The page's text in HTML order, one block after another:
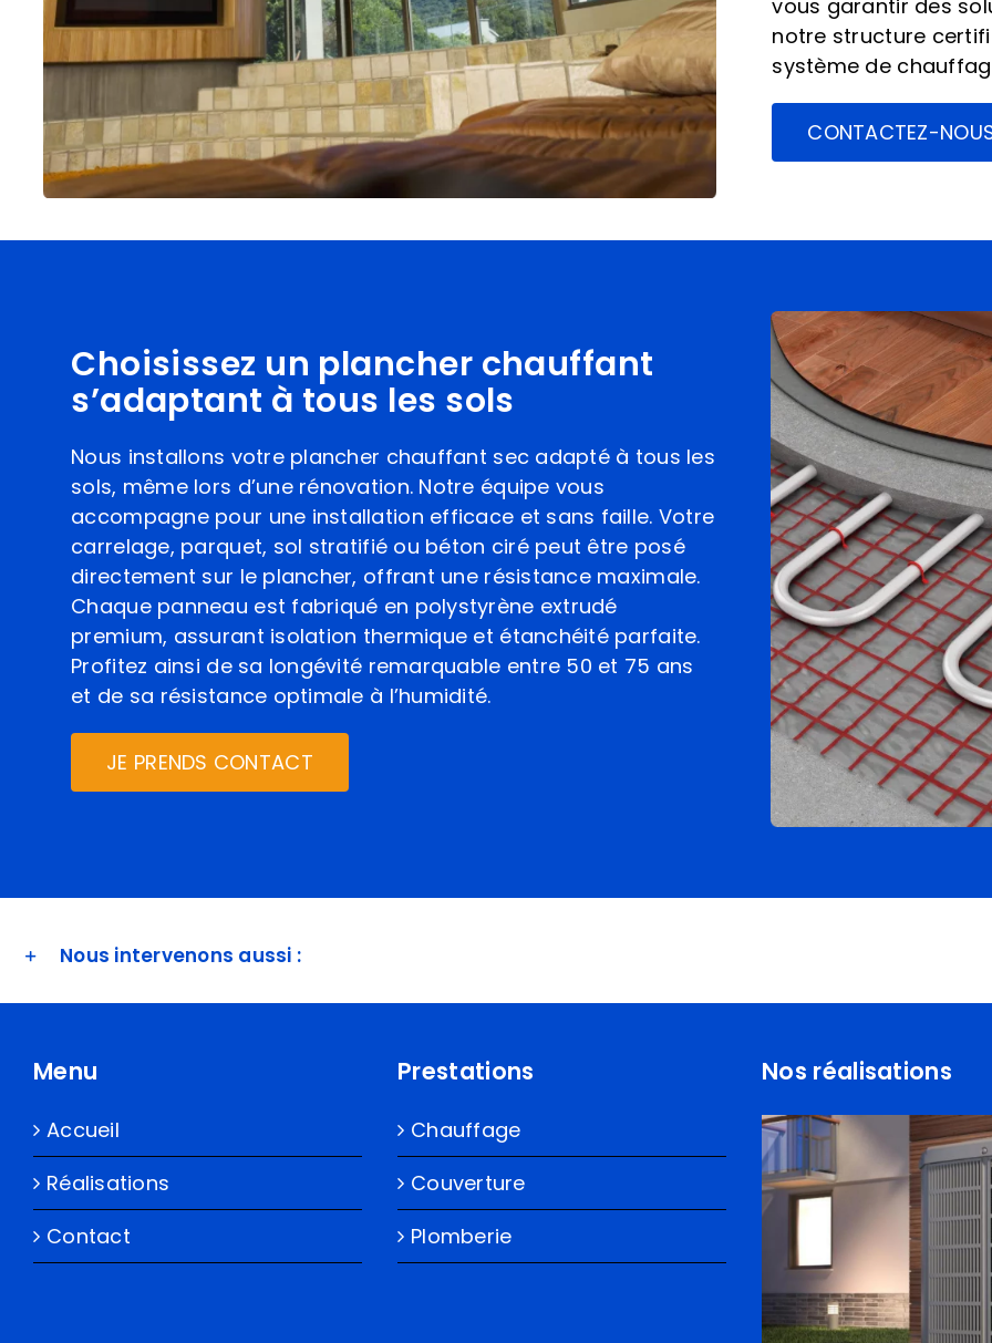
vous garantir des
notre structure
système de
CONTACTEZ-
Choisissez un plancher chauffant
s’adaptant à tous les sols
Nous installons votre plancher chauffant sec adapté à tous les
sols, même lors d’une rénovation. Notre équipe vous
accompagne pour une installation efficace et sans faille. Votre
carrelage, parquet, sol stratifié ou béton ciré peut être posé
directement sur le plancher, offrant une résistance maximale.
Chaque panneau est fabriqué en polystyrène extrudé
premium, assurant isolation thermique et étanchéité parfaite.
Profitez ainsi de sa longévité remarquable entre 50 et 75 ans
et de sa résistance optimale à l’humidité.
JE PRENDS CONTACT
Nous intervenons aussi :
Menu
Accueil
Réalisations
Contact
Prestations
Chauffage
Couverture
Plomberie
Nos réalisations